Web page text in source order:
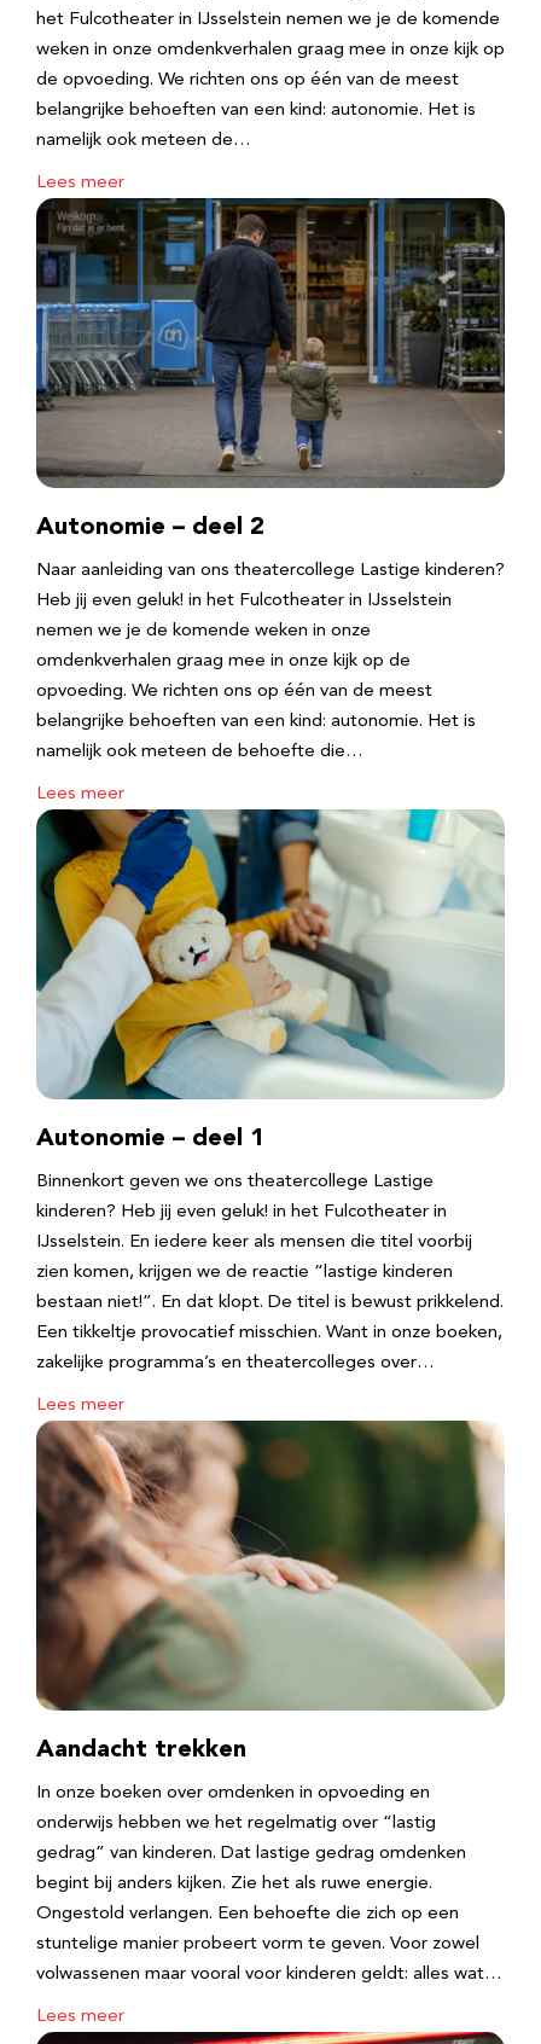
het Fulcotheater in IJsselstein nemen we je de komende
weken in onze omdenkverhalen graag mee in onze kijk op
de opvoeding. We richten ons op één van de meest
belangrijke behoeften van een kind: autonomie. Het is
namelijk ook meteen de…
Lees meer
Autonomie – deel 2
Naar aanleiding van ons theatercollege Lastige kinderen?
Heb jij even geluk! in het Fulcotheater in IJsselstein
nemen we je de komende weken in onze
omdenkverhalen graag mee in onze kijk op de
opvoeding. We richten ons op één van de meest
belangrijke behoeften van een kind: autonomie. Het is
namelijk ook meteen de behoefte die…
Lees meer
Autonomie – deel 1
Binnenkort geven we ons theatercollege Lastige
kinderen? Heb jij even geluk! in het Fulcotheater in
IJsselstein. En iedere keer als mensen die titel voorbij
zien komen, krijgen we de reactie “lastige kinderen
bestaan niet!”. En dat klopt. De titel is bewust prikkelend.
Een tikkeltje provocatief misschien. Want in onze boeken,
zakelijke programma’s en theatercolleges over…
Lees meer
Aandacht trekken
In onze boeken over omdenken in opvoeding en
onderwijs hebben we het regelmatig over “lastig
gedrag” van kinderen. Dat lastige gedrag omdenken
begint bij anders kijken. Zie het als ruwe energie.
Ongestold verlangen. Een behoefte die zich op een
stuntelige manier probeert vorm te geven. Voor zowel
volwassenen maar vooral voor kinderen geldt: alles wat…
Lees meer